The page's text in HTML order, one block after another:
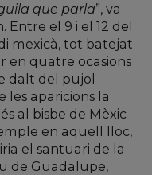
que parla”, va
Entre el 9 i el 12 del
mexicà, tot batejat
en quatre ocasions
dalt del pujol
les aparicions la
al bisbe de Mèxic
en aquell lloc,
el santuari de la
de Guadalupe,